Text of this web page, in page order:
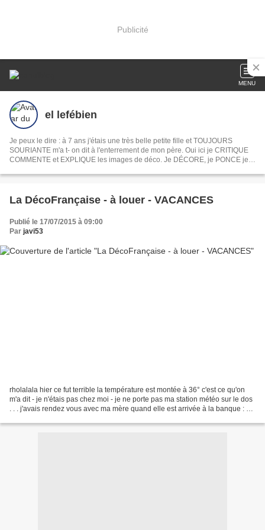
Publicité
MENU
el lefébien
Je peux le dire : à 7 ans j'étais une très belle petite fille et TOUJOURS
SOURIANTE m'a t- on dit à l'enterrement de mon père. Oui ici je CRITIQUE
COMMENTE et EXPLIQUE les images de déco. Je DÉCORE, je PONCE je
jour les films et les séries . En fait je PAPOTE comme devant un apéro. Ah
La DécoFrançaise - à louer - VACANCES
Publié le 17/07/2015 à 09:00
Par javi53
rholalala hier ce fut terrible la température est montée à 36° c'est ce qu'on
m'a dit - je n'étais pas chez moi - je ne porte pas ma station météo sur le dos
. . . j'avais rendez vous avec ma mère quand elle est arrivée à la banque : on